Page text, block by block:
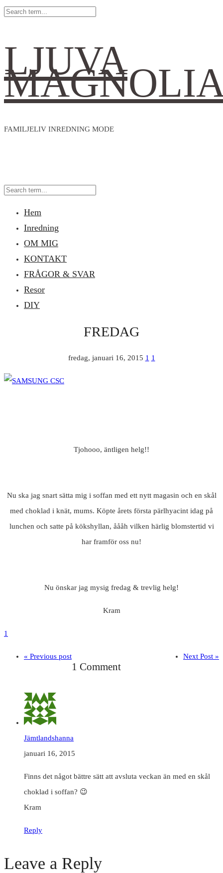
LJUVA
FAMILJELIV INREDNING MODE
Hem
Inredning
OM MIG
KONTAKT
FRÅGOR & SVAR
Resor
DIY
FREDAG
fredag, januari 16, 2015 1 1
Tjohooo, äntligen helg!!
Nu ska jag snart sätta mig i soffan med ett nytt magasin och en skål
med choklad i knät, mums. Köpte årets första pärlhyacint idag på
lunchen och satte på kökshyllan, åååh vilken härlig blomstertid vi
har framför oss nu!
Nu önskar jag mysig fredag & trevlig helg!
Kram
1
« Previous post Next Post »
1 Comment
Jämtlandshanna
januari 16, 2015
Finns det något bättre sätt att avsluta veckan än med en skål
choklad i soffan? 😉
Kram
Reply
Leave a Reply